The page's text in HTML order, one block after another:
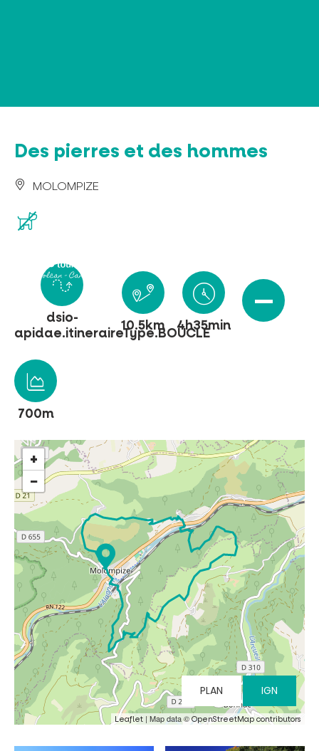
Venta de entradas en línea
Buscar
VISITAS Y SABER HACER
AGENDA
Des pierres et des hommes
MOLOMPIZE
dsio-
apidae.itineraireType.BOUCLE
10.5km 4h35min
700m
+
−
PLAN IGN
Leaflet | Map data ©OpenStreetMap contributors